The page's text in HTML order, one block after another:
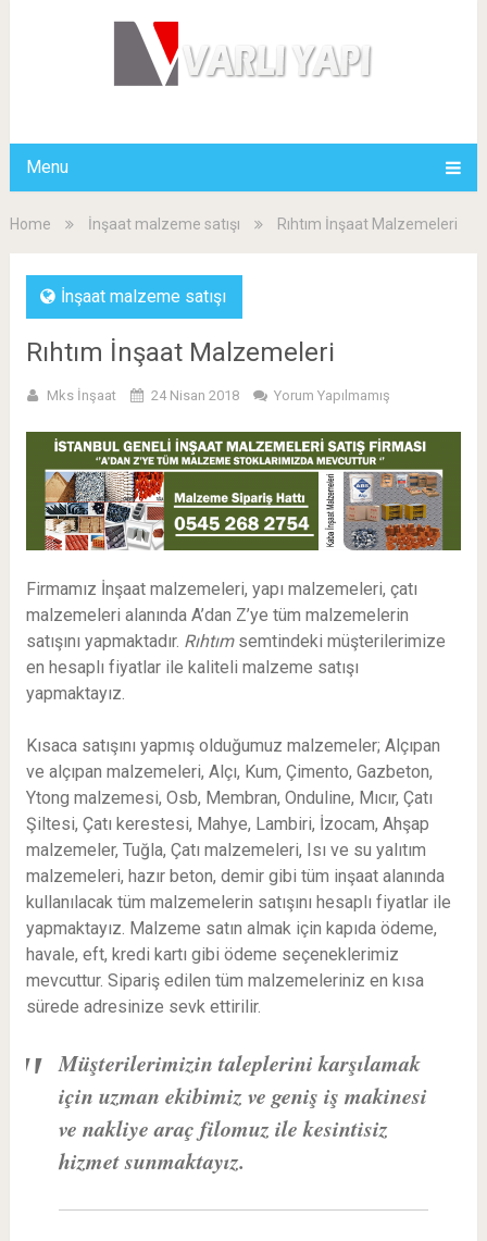
Menu
Home İnşaat malzeme satışı Rıhtım İnşaat Malzemeleri
İnşaat malzeme satışı
Rıhtım İnşaat Malzemeleri
Mks İnşaat 24 Nisan 2018 Yorum Yapılmamış
Firmamız İnşaat malzemeleri, yapı malzemeleri, çatı
malzemeleri alanında A’dan Z’ye tüm malzemelerin
satışını yapmaktadır. Rıhtım semtindeki müşterilerimize
en hesaplı fiyatlar ile kaliteli malzeme satışı
yapmaktayız.
Kısaca satışını yapmış olduğumuz malzemeler; Alçıpan
ve alçıpan malzemeleri, Alçı, Kum, Çimento, Gazbeton,
Ytong malzemesi, Osb, Membran, Onduline, Mıcır, Çatı
Şiltesi, Çatı kerestesi, Mahye, Lambiri, İzocam, Ahşap
malzemeler, Tuğla, Çatı malzemeleri, Isı ve su yalıtım
malzemeleri, hazır beton, demir gibi tüm inşaat alanında
kullanılacak tüm malzemelerin satışını hesaplı fiyatlar ile
yapmaktayız. Malzeme satın almak için kapıda ödeme,
havale, eft, kredi kartı gibi ödeme seçeneklerimiz
mevcuttur. Sipariş edilen tüm malzemeleriniz en kısa
sürede adresinize sevk ettirilir.
Müşterilerimizin taleplerini karşılamak
için uzman ekibimiz ve geniş iş makinesi
ve nakliye araç filomuz ile kesintisiz
hizmet sunmaktayız.